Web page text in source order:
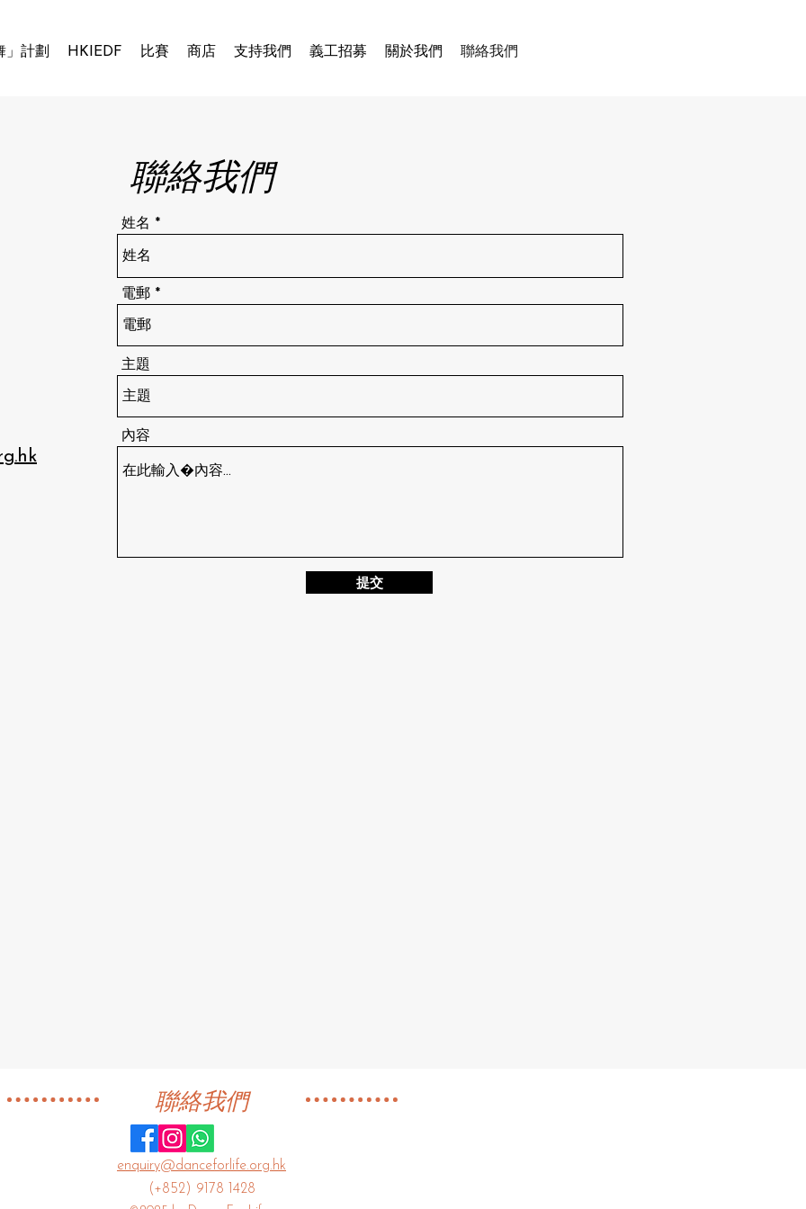
」計劃 HKIEDF 比賽 商店 支持我們 義工招募 關於我們 聯絡我們
聯絡我們
姓名
電郵
主題
內容
提交
聯絡我們
enquiry@danceforlife.org.hk
(+852) 9178 1428